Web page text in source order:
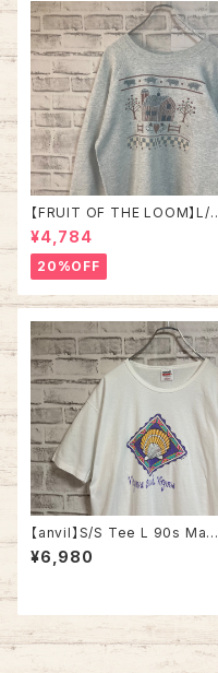
【FRUIT OF THE LOOM】L/S
Sweat/Trainer L 90s Made
in USA アート系 スウェット トレ
ーナー ファーム 農場 USA製 ア
ートプリント アメリカ USA 古着
¥4,784
20%OFF
【anvil】S/S Tee L 90s Mad
e in USA vintage Souvenir
Tee “Virginia Beach”スーベ
ーチ シングルステッチ アメリカ
USA 古着
¥6,980